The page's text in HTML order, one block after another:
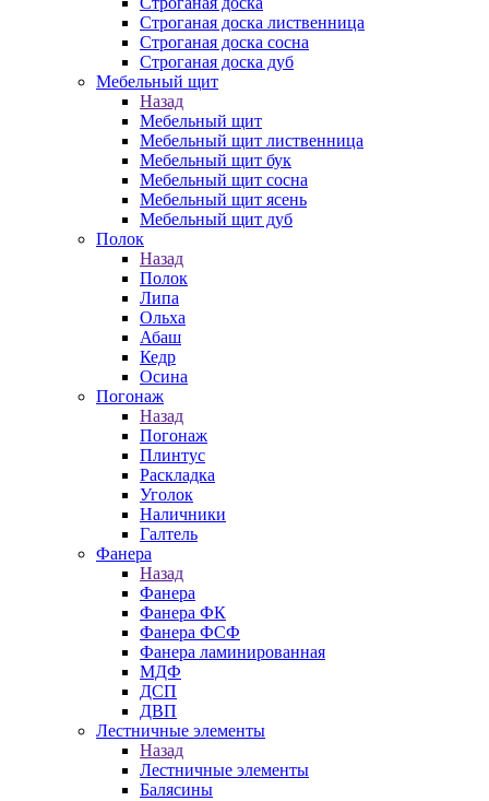
Строганая доска лиственница
Строганая доска сосна
Строганая доска дуб
Мебельный щит
Назад
Мебельный щит
Мебельный щит лиственница
Мебельный щит бук
Мебельный щит сосна
Мебельный щит ясень
Мебельный щит дуб
Полок
Назад
Полок
Липа
Ольха
Абаш
Кедр
Осина
Погонаж
Назад
Погонаж
Плинтус
Раскладка
Уголок
Наличники
Галтель
Фанера
Назад
Фанера
Фанера ФК
Фанера ФСФ
Фанера ламинированная
МДФ
ДСП
ДВП
Лестничные элементы
Назад
Лестничные элементы
Балясины